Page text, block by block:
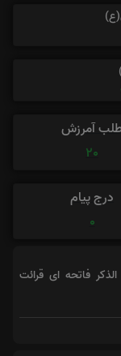
آمرزش
20
درج پیام
0
فاتحه ای قرائت